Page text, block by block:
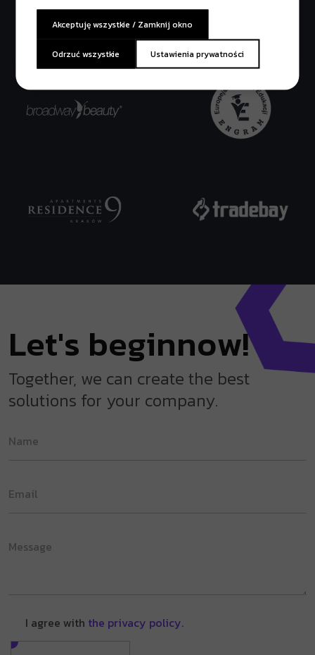
Let's beginnow!
Together, we can create the best
solutions for your company.
I agree with the privacy policy.
Akceptuję wszystkie / Zamknij okno
Odrzuć wszystkie Ustawienia prywatności